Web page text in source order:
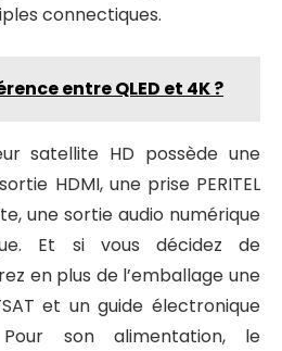
connectiques.
entre QLED et 4K ?
satellite HD possède une
HDMI, une prise PERITEL
une sortie audio numérique
Et si vous décidez de
en plus de l’emballage une
et un guide électronique
son alimentation, le